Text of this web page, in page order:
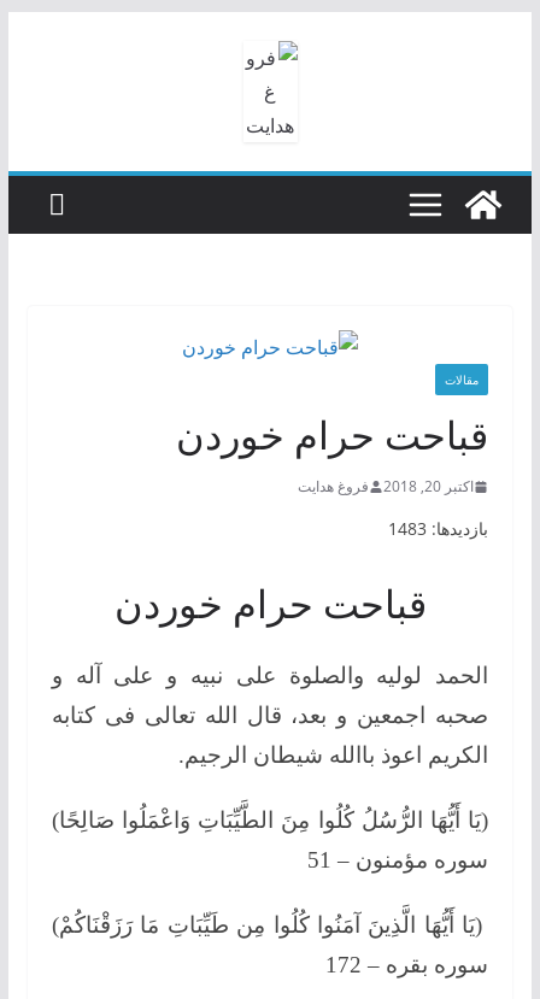
مقالات
قباحت حرام خوردن
اکتبر 20, 2018 فروغ هدایت
بازدیدها: 1483
قباحت حرام خوردن
الحمد لولیه والصلوة علی نبیه و علی آله و
صحبه اجمعین و بعد، قال الله تعالی فی کتابه
الکریم اعوذ باالله شیطان الرجیم.
(يَا أَيُّهَا الرُّسُلُ كُلُوا مِنَ الطَّيِّبَاتِ وَاعْمَلُوا صَالِحًا)
سوره مؤمنون – 51
(يَا أَيُّهَا الَّذِينَ آمَنُوا كُلُوا مِن طَيِّبَاتِ مَا رَزَقْنَاكُمْ)
سوره بقره – 172